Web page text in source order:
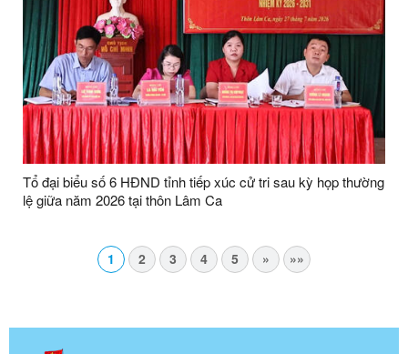
Tổ đại biểu số 6 HĐND tỉnh tiếp xúc cử tri sau kỳ họp thường
lệ giữa năm 2026 tại thôn Lâm Ca
1 2 3 4 5 » »»